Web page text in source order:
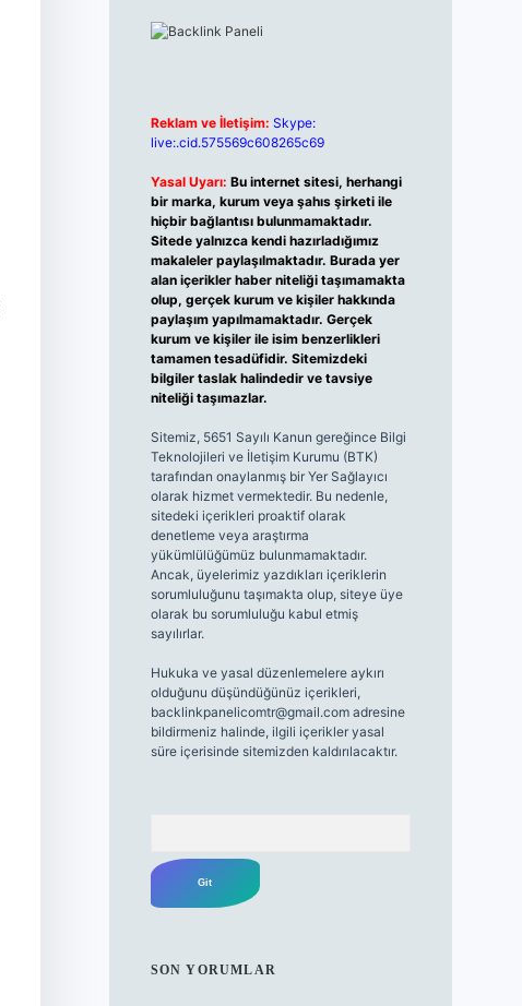
Reklam ve İletişim: Skype:
live:.cid.575569c608265c69
Yasal Uyarı: Bu internet sitesi, herhangi
bir marka, kurum veya şahıs şirketi ile
hiçbir bağlantısı bulunmamaktadır.
Sitede yalnızca kendi hazırladığımız
makaleler paylaşılmaktadır. Burada yer
alan içerikler haber niteliği taşımamakta
olup, gerçek kurum ve kişiler hakkında
paylaşım yapılmamaktadır. Gerçek
kurum ve kişiler ile isim benzerlikleri
tamamen tesadüfidir. Sitemizdeki
bilgiler taslak halindedir ve tavsiye
niteliği taşımazlar.
Sitemiz, 5651 Sayılı Kanun gereğince Bilgi
Teknolojileri ve İletişim Kurumu (BTK)
tarafından onaylanmış bir Yer Sağlayıcı
olarak hizmet vermektedir. Bu nedenle,
sitedeki içerikleri proaktif olarak
denetleme veya araştırma
yükümlülüğümüz bulunmamaktadır.
Ancak, üyelerimiz yazdıkları içeriklerin
sorumluluğunu taşımakta olup, siteye üye
olarak bu sorumluluğu kabul etmiş
sayılırlar.
Hukuka ve yasal düzenlemelere aykırı
olduğunu düşündüğünüz içerikleri,
backlinkpanelicomtr@gmail.comadresine
bildirmeniz halinde, ilgili içerikler yasal
süre içerisinde sitemizden kaldırılacaktır.
SON YORUMLAR